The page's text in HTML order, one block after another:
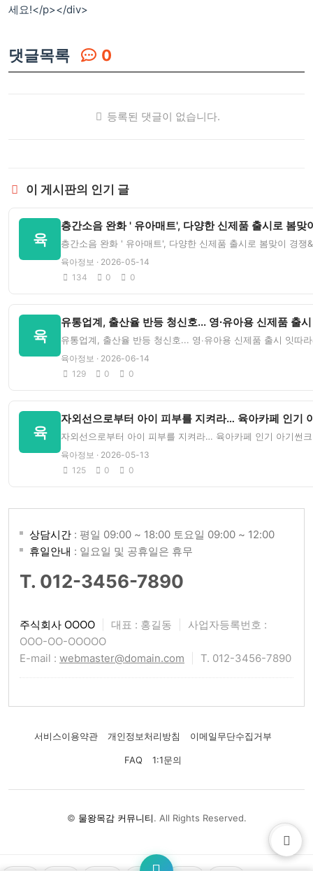
세요!</p></div>
댓글목록 0
등록된 댓글이 없습니다.
이 게시판의 인기 글
육
층간소음 완화 ' 유아매트', 다양한 신제품 출시로 봄
층간소음 완화 ' 유아매트', 다양한 신제품 출시로 봄맞이 경
육아정보 · 2026-05-14
134
0 0
육
유통업계, 출산율 반등 청신호... 영∙유아용 신제품 출
유통업계, 출산율 반등 청신호... 영∙유아용 신제품 출시 잇따
육아정보 · 2026-06-14
129
0 0
육
자외선으로부터 아이 피부를 지켜라… 육아카페 인기
자외선으로부터 아이 피부를 지켜라… 육아카페 인기 아기썬
육아정보 · 2026-05-13
125
0 0
상담시간 : 평일 09:00 ~ 18:00 토요일 09:00 ~ 12:00
휴일안내 : 일요일 및 공휴일은 휴무
T. 012-3456-7890
주식회사 OOOO 대표 : 홍길동
사업자등록번호 :
OOO-OO-OOOOO
E-mail : webmaster@domain.com T. 012-3456-7890
서비스이용약관 개인정보처리방침 이메일무단수집거부
FAQ 1:1문의
© 물왕목감 커뮤니티. All Rights Reserved.